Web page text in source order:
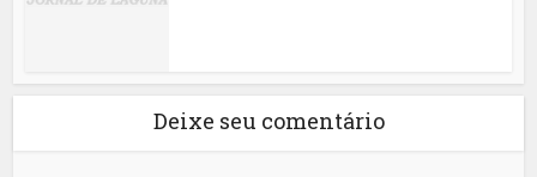
Deixe seu comentário